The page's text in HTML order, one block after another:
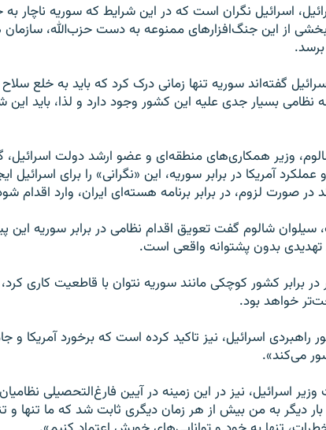
اسرائیل نگران است که در این شرایط که سوریه ناچار
از این جنگ‌افزارهای ممنوعه به دست حزب‌الله،
برسد.
گفته‌اند سوریه تنها زمانی درک کرد که باید به خلع
بسیار جدی علیه این کشور وجود دارد و لذا، باید این
وزیر همکاری‌های منطقه‌ای و عضو ارشد دولت
آمریکا در برابر سوریه، این «نگرانی» را برای اسرائیل
در صورت لزوم، در برابر برنامه هسته‌ای ایران، وارد اقدام
شالوم گفت تعویق اقدام نظامی در برابر سوریه این
بدون پشتوانه واقعی است.
در برابر کشور کوچکی مانند سوریه نتوان با قاطعیت کاری
خواهد بود.
راهبردی اسرائیل، نیز تاکید کرده است که برخورد آمریکا و
می‌کند».
اسرائیل، نیز در این زمینه در آیین فارغ‌التحصیلی
دیگر به من بیش از هر زمان دیگری ثابت شد که ما تنها و